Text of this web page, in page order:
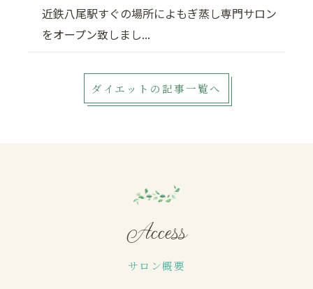
近鉄八尾駅すぐの場所によもぎ蒸し専門サロン
をオープン致しまし...
ダイエットの記事一覧へ
サロン概要
Access